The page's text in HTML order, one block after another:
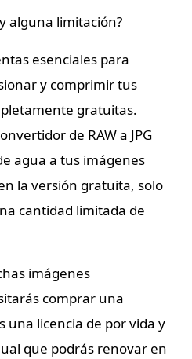
alguna limitación?
esenciales para
y comprimir tus
gratuitas.
de RAW a JPG
agua a tus imágenes
la versión gratuita, solo
cantidad limitada de
imágenes
comprar una
una licencia de por vida y
que podrás renovar en